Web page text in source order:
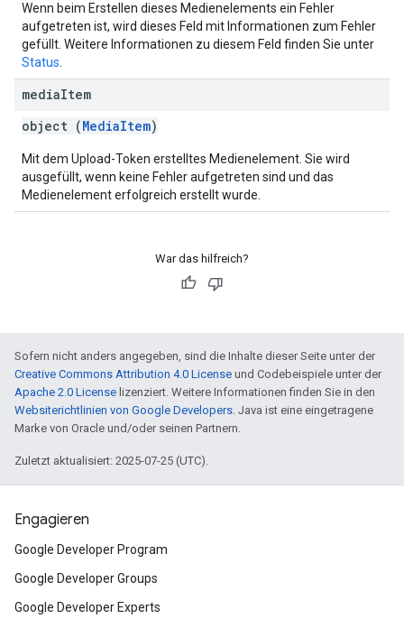
Wenn beim Erstellen dieses Medienelements ein Fehler
aufgetreten ist, wird dieses Feld mit Informationen zum Fehler
gefüllt. Weitere Informationen zu diesem Feld finden Sie unter
Status
mediaItem
object (MediaItem)
Mit dem Upload-Token erstelltes Medienelement. Sie wird
ausgefüllt, wenn keine Fehler aufgetreten sind und das
Medienelement erfolgreich erstellt wurde.
War das hilfreich?
Sofern nicht anders angegeben, sind die Inhalte dieser Seite unter der
Creative Commons Attribution 4.0 License und Codebeispiele unter der
Apache 2.0 License lizenziert. Weitere Informationen finden Sie in den
Websiterichtlinien von Google Developers. Java ist eine eingetragene
Marke von Oracle und/oder seinen Partnern.
Zuletzt aktualisiert: 2025-07-25 (UTC).
Engagieren
Google Developer Program
Google Developer Groups
Google Developer Experts